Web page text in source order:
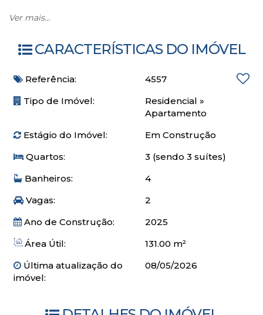
O apartamento
04 suítes espaçosas
Sacada com churrasqueira e vista privilegiada
Acabamentos de alto padrão
O empreendimento
Bar
Elevador
Espaço gourmet
Hidromassagem na piscina
Lounge
Piscina adulta
Ver mais...
CARACTERÍSTICAS DO IMÓVEL
Referência:
4557
Tipo de Imóvel:
Residencial »
Apartamento
Estágio do Imóvel:
Em Construção
Quartos:
3 (sendo 3 suítes)
Banheiros:
4
Vagas:
2
Ano de Construção:
2025
Área Útil:
131.00 m²
Última atualização do
imóvel:
08/05/2026